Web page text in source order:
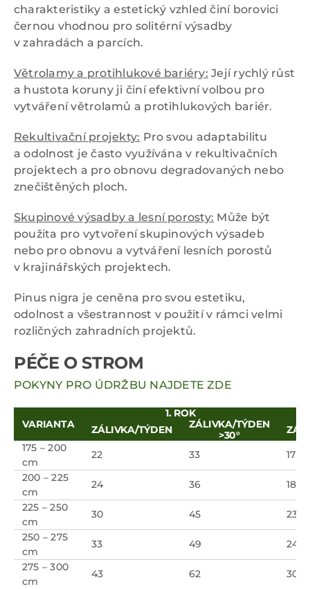
charakteristiky a estetický vzhled činí borovici
černou vhodnou pro solitérní výsadby
v zahradách a parcích.
Větrolamy a protihlukové bariéry: Její rychlý růst
a hustota koruny ji činí efektivní volbou pro
vytváření větrolamů a protihlukových bariér.
Rekultivační projekty: Pro svou adaptabilitu
a odolnost je často využívána v rekultivačních
projektech a pro obnovu degradovaných nebo
znečištěných ploch.
Skupinové výsadby a lesní porosty: Může být
použita pro vytvoření skupinových výsadeb
nebo pro obnovu a vytváření lesních porostů
v krajinářských projektech.
Pinus nigra je ceněna pro svou estetiku,
odolnost a všestrannost v použití v rámci velmi
rozličných zahradních projektů.
PÉČE O STROM
POKYNY PRO ÚDRŽBU NAJDETE ZDE
VARIANTA
1. ROK
ZÁLIVKA/TÝDEN
ZÁLIVKA/TÝDEN
>30°
175 – 200
cm
22 33
17
200 – 225
cm
24 36
18
225 – 250
cm
30 45
23
250 – 275
cm
33 49
24
275 – 300
cm
43 62
30